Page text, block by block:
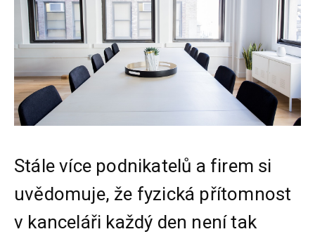
Stále více podnikatelů a firem si
uvědomuje, že fyzická přítomnost
v kanceláři každý den není tak